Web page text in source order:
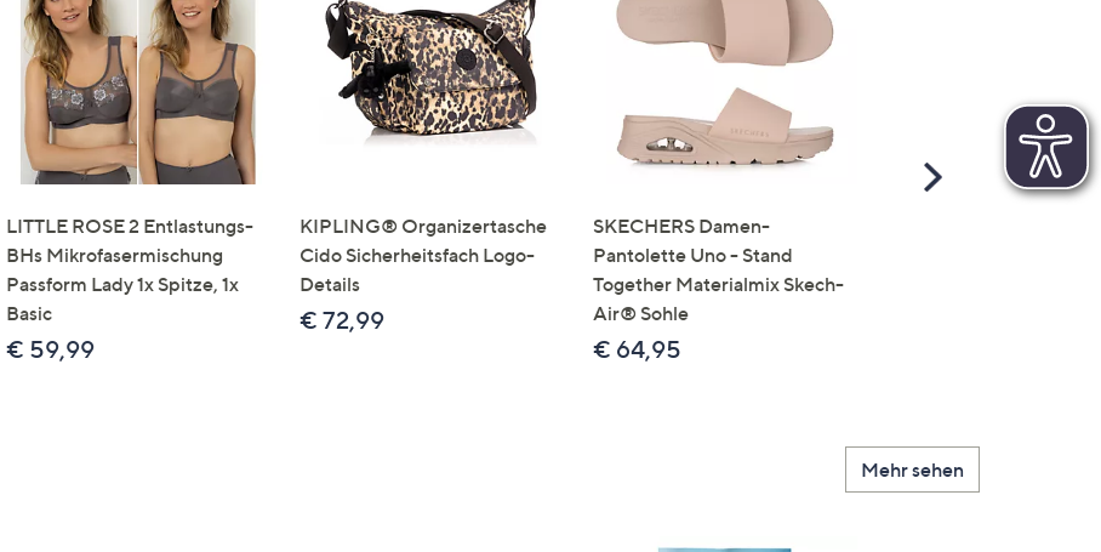
Touch-
Geräten
nach
links
bzw.
rechts,
um
diese
anzuzeigen.
LITTLE ROSE 2 Entlastungs-
BHs Mikrofasermischung
Passform Lady 1x Spitze, 1x
Basic
€ 59,99
KIPLING® Organizertasche
Cido Sicherheitsfach Logo-
Details
€ 72,99
SKECHERS Damen-
Pantolette Uno - Stand
Together Materialmix Skech-
Air® Sohle
€ 64,95
Scroll
Mehr sehen